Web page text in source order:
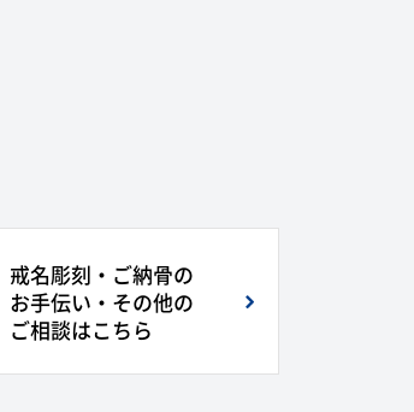
戒名彫刻・ご納骨の
お手伝い・その他の
ご相談はこちら